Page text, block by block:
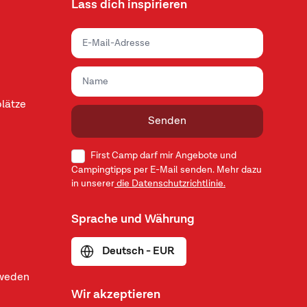
Lass dich inspirieren
Senden
First Camp darf mir Angebote und
Campingtipps per E-Mail senden. Mehr dazu
in unserer die Datenschutzrichtlinie.
Sprache und Währung
Deutsch - EUR
Wir akzeptieren